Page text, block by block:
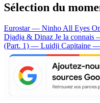
Sélection du
Eurostar — Ninho All Eyes
Djadja & Dinaz Je la connais
(Part. 1) — Luidji Capitaine